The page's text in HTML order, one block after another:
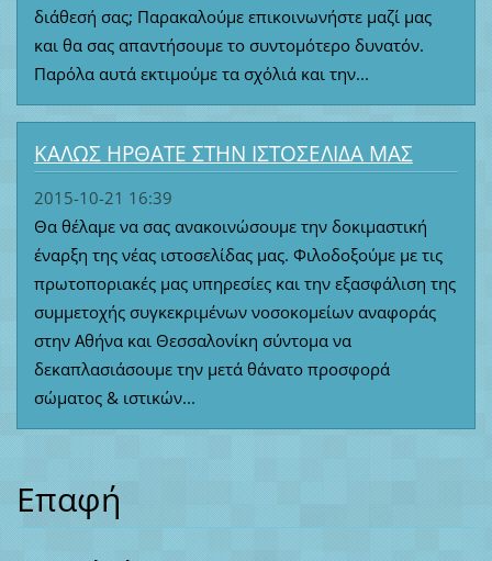
διάθεσή σας; Παρακαλούμε επικοινωνήστε μαζί μας
και θα σας απαντήσουμε το συντομότερο δυνατόν.
Παρόλα αυτά εκτιμούμε τα σχόλιά και την...
ΚΑΛΩΣ ΗΡΘΑΤΕ ΣΤΗΝ ΙΣΤΟΣΕΛΙΔΑ ΜΑΣ
2015-10-21 16:39
Θα θέλαμε να σας ανακοινώσουμε την δοκιμαστική
έναρξη της νέας ιστοσελίδας μας. Φιλοδοξούμε με τις
πρωτοποριακές μας υπηρεσίες και την εξασφάλιση της
συμμετοχής συγκεκριμένων νοσοκομείων αναφοράς
στην Αθήνα και Θεσσαλονίκη σύντομα να
δεκαπλασιάσουμε την μετά θάνατο προσφορά
σώματος & ιστικών...
Επαφή